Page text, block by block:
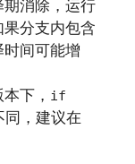
期消除，运行
分支内包含
间可能增
下， if
同，建议在